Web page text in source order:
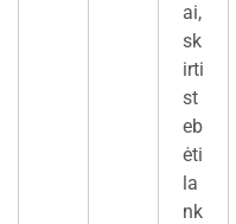
ai,
sk
irti
st
eb
ėti
la
nk